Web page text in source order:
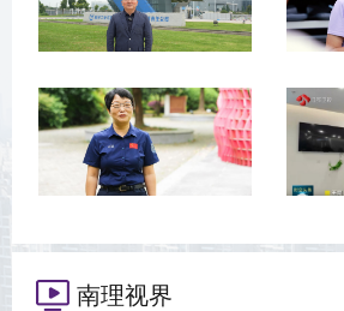
南理视界